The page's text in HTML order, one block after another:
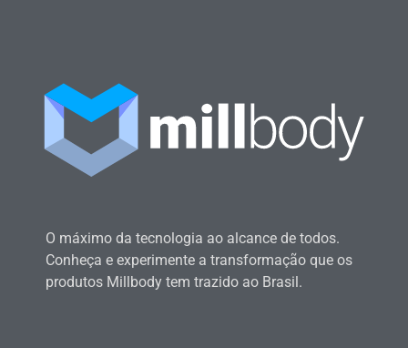
O máximo da tecnologia ao alcance de todos.
Conheça e experimente a transformação que os
produtos Millbody tem trazido ao Brasil.